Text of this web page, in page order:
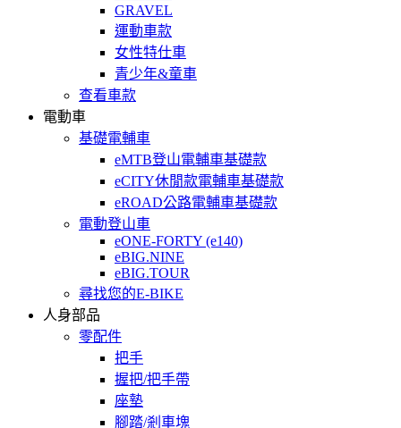
GRAVEL
運動車款
女性特仕車
青少年&童車
查看車款
電動車
基礎電輔車
eMTB登山電輔車基礎款
eCITY休閒款電輔車基礎款
eROAD公路電輔車基礎款
電動登山車
eONE-FORTY (e140)
eBIG.NINE
eBIG.TOUR
尋找您的E-BIKE
人身部品
零配件
把手
握把/把手帶
座墊
腳踏/剎車塊